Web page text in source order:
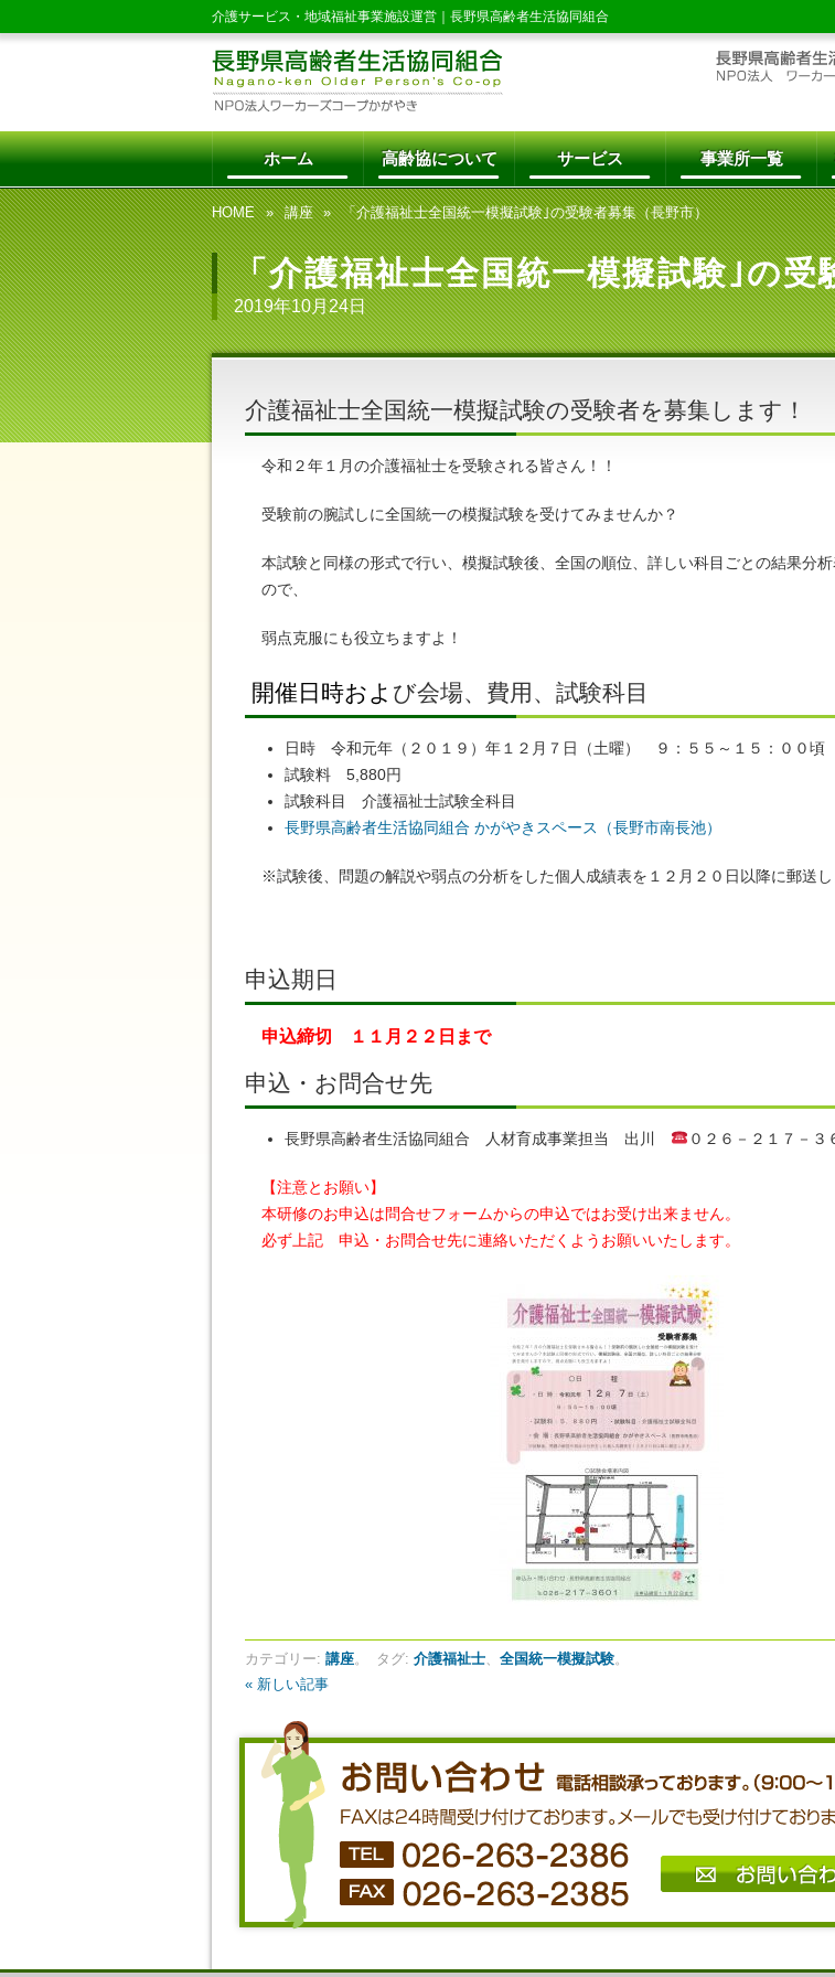
介護サービス・地域福祉事業施設運営｜ 長野県高齢者生活協同組合
ホーム 高齢協について サービス 事業所一覧
HOME 講座 「介護福祉士全国統一模擬試験｣の受験者募集（長野市）
「介護福祉士全国統一模擬試験｣の受
2019年10月24日
介護福祉士全国統一模擬試験の受験者を募集します！
令和２年１月の介護福祉士を受験される皆さん！！
受験前の腕試しに全国統一の模擬試験を受けてみませんか？
本試験と同様の形式で行い、模擬試験後、全国の順位、詳しい科目ごとの結果分
ので、
弱点克服にも役立ちますよ！
開催日時およ び会場、費用、試験科目
日時 令和元年（２０１９）年１２月７日（土曜） ９：５５～１５：００頃
試験料 5,880円
試験科目 介護福祉士試験全科目
長野県高齢者生活協同組合 かがやきスペース（長野市南長池）
※試験後、問題の解説や弱点の分析をした個人成績表を１２月２０日以降に郵送し
申込期日
申込締切 １１月２２日まで
申込・お問合せ先
長野県高齢者生活協同組合 人材育成事業担当 出川 ０２６－２１７－３
【注意とお願い】
本研修のお申込は問合せフォームからの申込ではお受け出来ません。
必ず上記 申込・お問合せ先に連絡いただくようお願いいたします。
カテゴリー: 講座。 タグ: 介護福祉士、 全国統一模擬試験。
« 新しい記事